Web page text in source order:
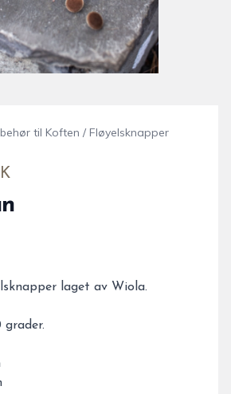
til Koften / Fløyelsknapper
laget av Wiola.
grader.